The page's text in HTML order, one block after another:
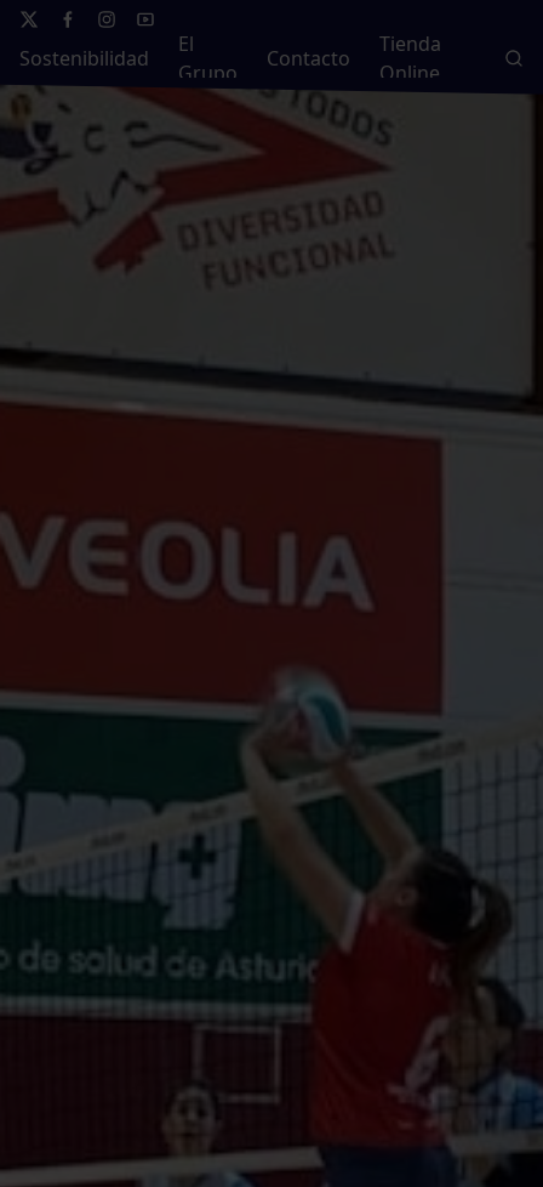
Sostenibilidad
El
Grupo
Contacto
Tienda
Online